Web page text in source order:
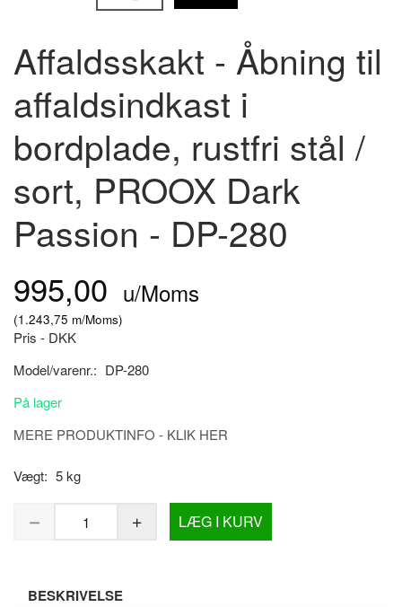
Affaldsskakt - Åbning til
affaldsindkast i
bordplade, rustfri stål /
sort, PROOX Dark
Passion - DP-280
995,00 u/Moms
(1.243,75 m/Moms)
Pris - DKK
Model/varenr.: DP-280
På lager
MERE PRODUKTINFO - KLIK HER
Vægt: 5 kg
LÆG I KURV
BESKRIVELSE